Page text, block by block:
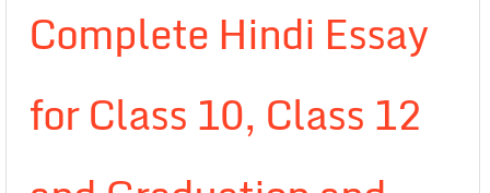
Complete Hindi Essay
for Class 10, Class 12